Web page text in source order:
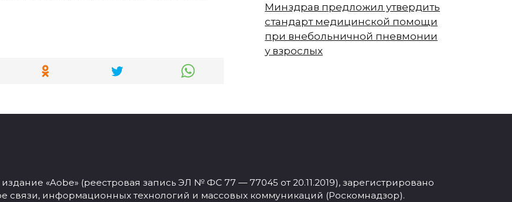
Минздрав предложил утвердить
стандарт медицинской помощи
при внебольничной пневмонии
у взрослых
«Aobe» (реестровая запись ЭЛ № ФС 77 — 77045 от 20.11.2019), зарегистрировано
связи, информационных технологий и массовых коммуникаций (Роскомнадзор).